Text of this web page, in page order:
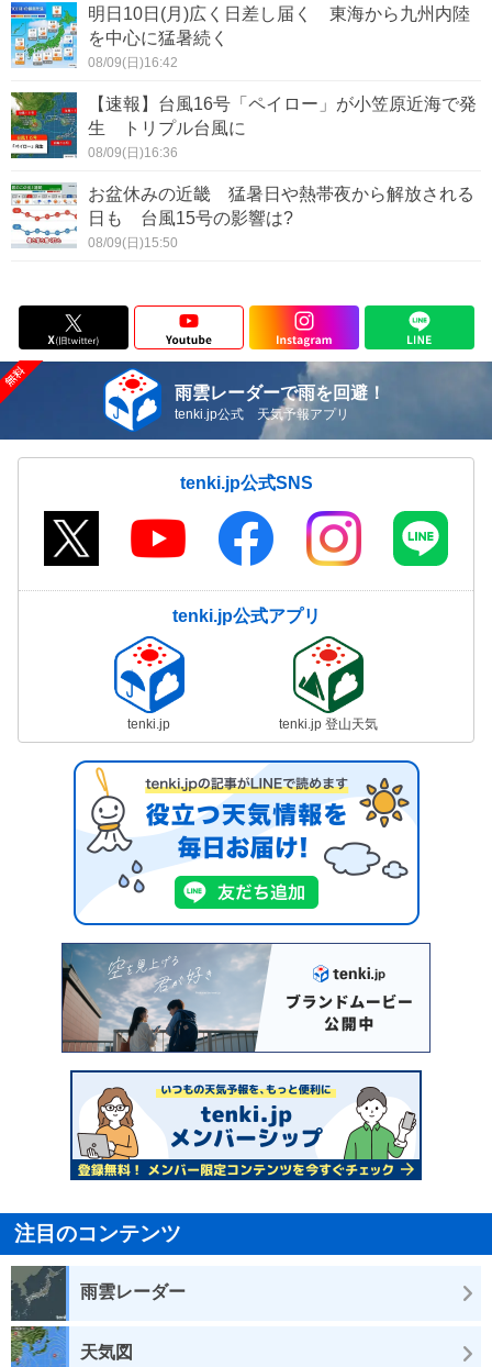
明日10日(月)広く日差し届く 東海から九州内陸
を中心に猛暑続く
08/09(日)16:42
【速報】台風16号「ペイロー」が小笠原近海で発
生 トリプル台風に
08/09(日)16:36
お盆休みの近畿 猛暑日や熱帯夜から解放される
日も 台風15号の影響は?
08/09(日)15:50
雨雲レーダーで雨を回避！
tenki.jp公式 天気予報アプリ
tenki.jp公式SNS
tenki.jp公式アプリ
tenki.jp tenki.jp 登山天気
注目のコンテンツ
雨雲レーダー
天気図